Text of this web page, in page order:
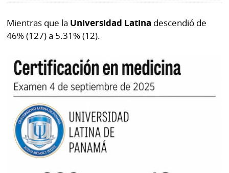
Mientras que la Universidad Latina descendió de
46% (127) a 5.31% (12).